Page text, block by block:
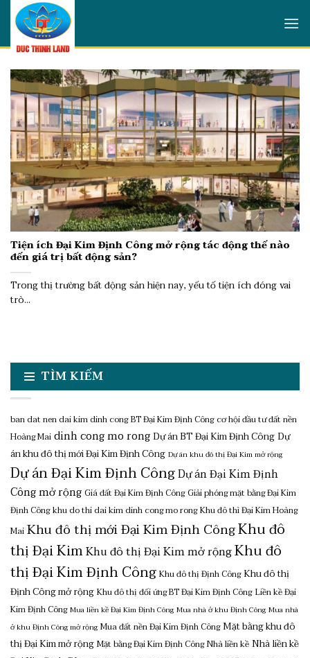
Skip
content
Tiện ích Đại Kim Định Công mở rộng tác động thế nào
đến giá trị bất động sản?
Trong thị trường bất động sản hiện nay, yếu tố tiện ích đóng vai
trò...
TÌM KIẾM
ban dat nen dai kim dinh congBT Đại Kim Định Công cơ hội đầu tư đất nền
Hoàng Maidinh cong mo rongDự án BT Đại Kim Định CôngDự
án khu đô thị mới Đại Kim Định Công Dự án khu đô thị Đại Kim mở rộng
Dự án Đại Kim Định CôngDự án Đại Kim Định
Công mở rộngGiá đất Đại Kim Định CôngGiải phóng mặt bằng Đại Kim
Định Côngkhu do thi dai kim dinh cong mo rongKhu đô thì Đại Kim Hoàng
MaiKhu đô thị mới Đại Kim Định CôngKhu đô
thị Đại KimKhu đô thị Đại Kim mở rộngKhu đô
thị Đại Kim Định CôngKhu đô thị Định CôngKhu đô thị
Định Công mở rộngKhu đô thị đối ứng BT Đại Kim Định Công Liền kề Đại
Kim Định Công Mua liền kề Đại Kim Định Công Mua nhà ở khu Định Công Mua nhà
ở khu Định Công mở rộng Mua đất nền Đại Kim Định CôngMặt bằng khu đô
thị Đại Kim mở rộngMặt bằng Đại Kim Định CôngNhà liền kềNhà liền kề